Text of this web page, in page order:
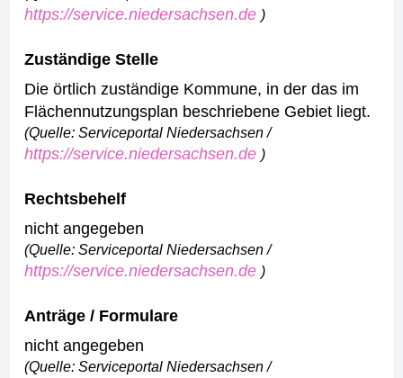
https://service.niedersachsen.de )
Zuständige Stelle
Die örtlich zuständige Kommune, in der das im
Flächennutzungsplan beschriebene Gebiet liegt.
(Quelle: Serviceportal Niedersachsen /
https://service.niedersachsen.de )
Rechtsbehelf
nicht angegeben
(Quelle: Serviceportal Niedersachsen /
https://service.niedersachsen.de )
Anträge / Formulare
nicht angegeben
(Quelle: Serviceportal Niedersachsen /